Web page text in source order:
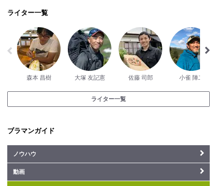
ライター一覧
森本 昌樹 大塚 友記憲 佐藤 司郎 小雀 陣二
ライター一覧
ブラマンガイド
ノウハウ
動画